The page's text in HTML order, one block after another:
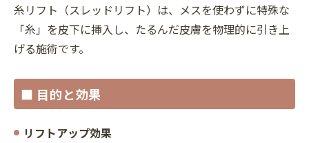
糸リフト（スレッドリフト）は、メスを使わずに特殊な
「糸」を皮下に挿入し、たるんだ皮膚を物理的に引き上
げる施術です。
■ 目的と効果
リフトアップ効果